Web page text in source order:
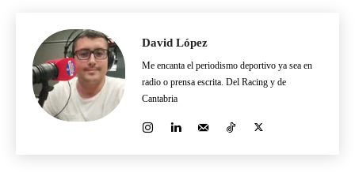
David López
Me encanta el periodismo deportivo ya sea en
radio o prensa escrita. Del Racing y de
Cantabria